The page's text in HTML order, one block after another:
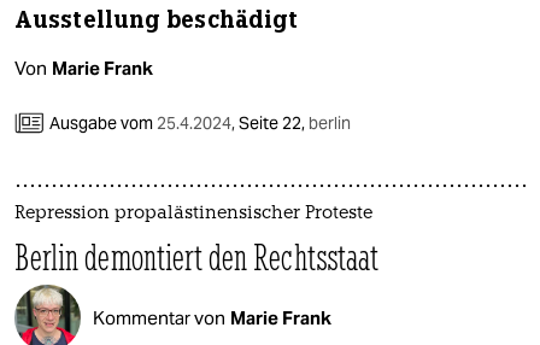
Ausstellung beschädigt
Von Marie Frank
Ausgabe vom 25.4.2024,Seite 22, berlin
Repression propalästinensischer Proteste
Berlin demontiert den Rechtsstaat
Kommentar von Marie Frank